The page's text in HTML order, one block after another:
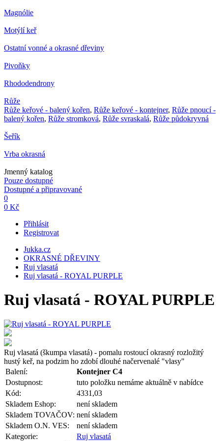
Magnólie
Motýlí keř
Ostatní vonné a okrasné dřeviny
Pivoňky
Rhododendrony
Růže
Růže keřové - balený kořen, Růže keřové - kontejner, Růže pnoucí -
balený kořen, Růže stromková, Růže svraskalá, Růže půdokryvná
Šeřík
Vrba okrasná
Jmenný katalog
Pouze dostupné
Dostupné a připravované
0
0 Kč
Přihlásit
Registrovat
Jukka.cz
OKRASNÉ DŘEVINY
Ruj vlasatá
Ruj vlasatá - ROYAL PURPLE
Ruj vlasatá - ROYAL PURPLE
Ruj vlasatá (škumpa vlasatá) - pomalu rostoucí okrasný rozložitý
hustý keř, na podzim ho zdobí dlouhé načervenalé "vlasy"
Balení:
Kontejner C4
Dostupnost:
tuto položku nemáme aktuálně v nabídce
Kód:
4331,03
Skladem Eshop:
není skladem
Skladem TOVAČOV: není skladem
Skladem O.N. VES:
není skladem
Kategorie:
Ruj vlasatá